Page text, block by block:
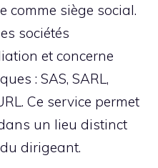
comme siège social.
sociétés
et concerne
: SAS, SARL,
Ce service permet
un lieu distinct
dirigeant.